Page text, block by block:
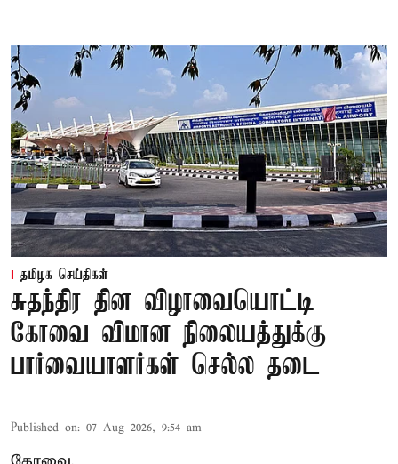
தமிழக செய்திகள்
சுதந்திர தின விழாவையொட்டி
கோவை விமான நிலையத்துக்கு
பார்வையாளர்கள் செல்ல தடை
Published on: 07 Aug 2026, 9:54 am